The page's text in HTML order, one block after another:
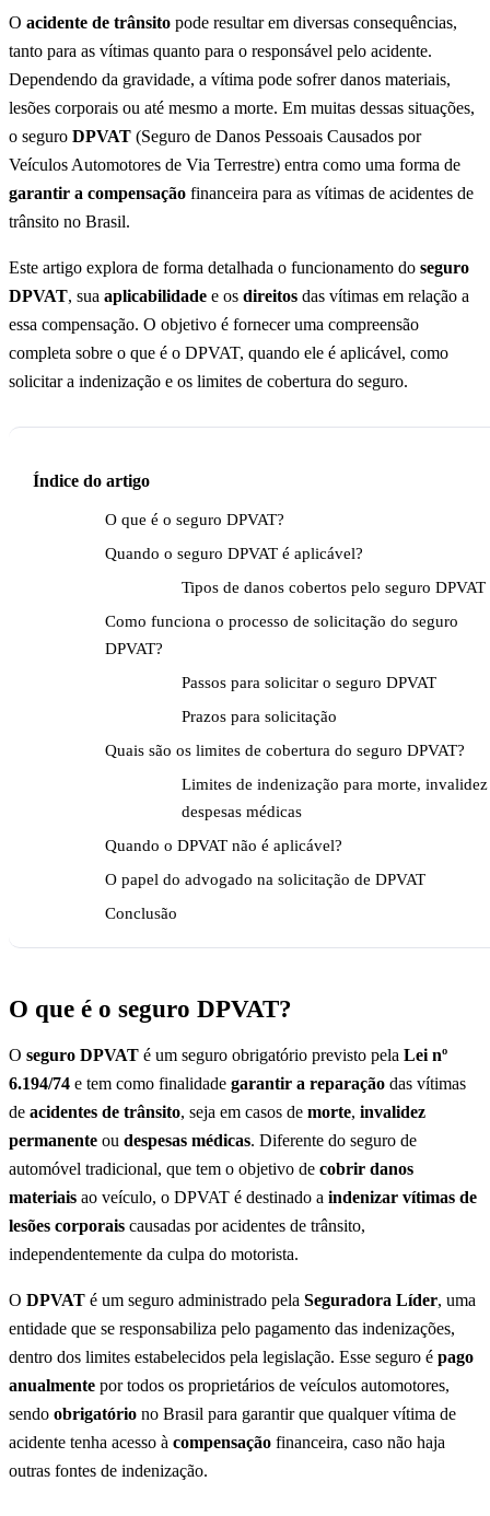
O acidente de trânsito pode resultar em diversas consequências,
tanto para as vítimas quanto para o responsável pelo acidente.
Dependendo da gravidade, a vítima pode sofrer danos materiais,
lesões corporais ou até mesmo a morte. Em muitas dessas situações,
o seguro DPVAT (Seguro de Danos Pessoais Causados por
Veículos Automotores de Via Terrestre) entra como uma forma de
garantir a compensação financeira para as vítimas de acidentes de
trânsito no Brasil.
Este artigo explora de forma detalhada o funcionamento do seguro
DPVAT, sua aplicabilidade e os direitos das vítimas em relação a
essa compensação. O objetivo é fornecer uma compreensão
completa sobre o que é o DPVAT, quando ele é aplicável, como
solicitar a indenização e os limites de cobertura do seguro.
Índice do artigo
O que é o seguro DPVAT?
Quando o seguro DPVAT é aplicável?
Tipos de danos cobertos pelo seguro DPVAT
Como funciona o processo de solicitação do seguro
DPVAT?
Passos para solicitar o seguro DPVAT
Prazos para solicitação
Quais são os limites de cobertura do seguro DPVAT?
Limites de indenização para morte,
despesas médicas
Quando o DPVAT não é aplicável?
O papel do advogado na solicitação de DPVAT
Conclusão
O que é o seguro DPVAT?
O seguro DPVAT é um seguro obrigatório previsto pela Lei nº
6.194/74 e tem como finalidade garantir a reparação das vítimas
de acidentes de trânsito, seja em casos de morte, invalidez
permanente ou despesas médicas. Diferente do seguro de
automóvel tradicional, que tem o objetivo de cobrir danos
materiais ao veículo, o DPVAT é destinado a indenizar vítimas de
lesões corporais causadas por acidentes de trânsito,
independentemente da culpa do motorista.
O DPVAT é um seguro administrado pela Seguradora Líder, uma
entidade que se responsabiliza pelo pagamento das indenizações,
dentro dos limites estabelecidos pela legislação. Esse seguro é pago
anualmente por todos os proprietários de veículos automotores,
sendo obrigatório no Brasil para garantir que qualquer vítima de
acidente tenha acesso à compensação financeira, caso não haja
outras fontes de indenização.